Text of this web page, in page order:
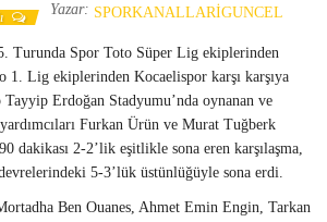
Yazar: SPORKANALLARIGUNCEL
Turunda Spor Toto Süper Lig ekiplerinden
1. Lig ekiplerinden Kocaelispor karşı karşıya
Tayyip Erdoğan Stadyumu’nda oynanan ve
Furkan Ürün ve Murat Tuğberk
dakikası 2-2’lik eşitlikle sona eren karşılaşma,
devrelerindeki 5-3’lük üstünlüğüyle sona erdi.
Ben Ouanes, Ahmet Emin Engin, Tarkan